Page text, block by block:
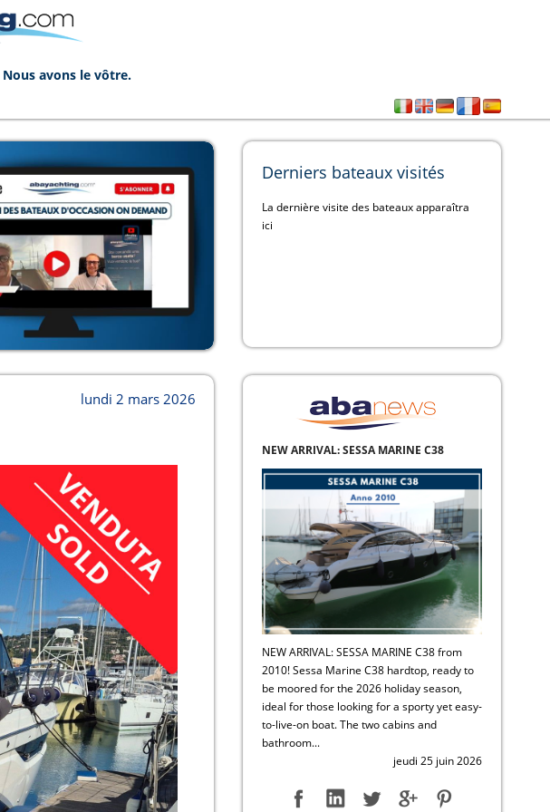
Nous avons le vôtre.
lundi 2 mars 2026
Derniers bateaux visités
La dernière visite des bateaux apparaîtra
ici
NEW ARRIVAL: SESSA MARINE C38
NEW ARRIVAL: SESSA MARINE C38 from
2010! Sessa Marine C38 hardtop, ready to
be moored for the 2026 holiday season,
ideal for those looking for a sporty yet easy-
to-live-on boat. The two cabins and
bathroom...
jeudi 25 juin 2026